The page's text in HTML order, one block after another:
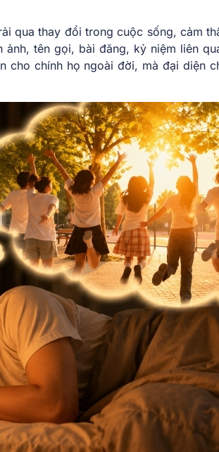
qua thay đổi trong cuộc sống, cảm
tên gọi, bài đăng, kỷ niệm liên
cho chính họ ngoài đời, mà đại diện